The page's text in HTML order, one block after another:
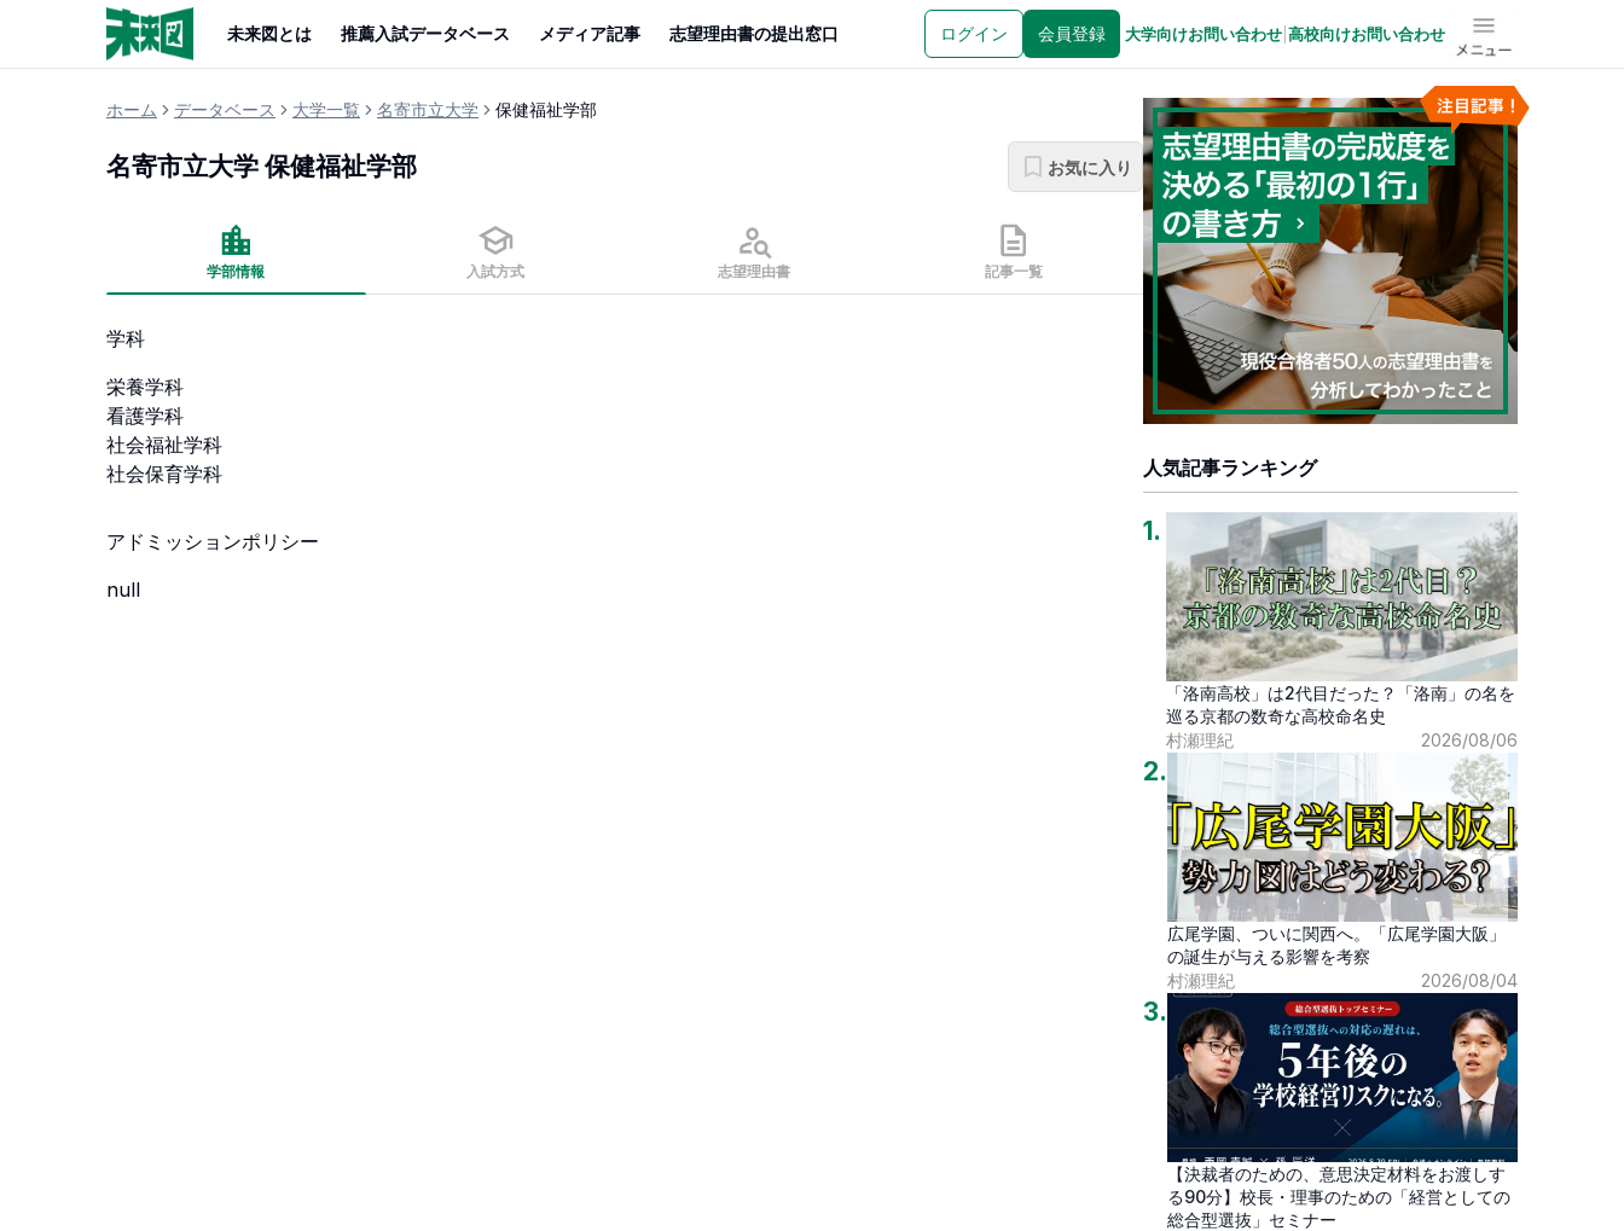
未来図とは 推薦入試データベース メディア記事 志望理由書の提出窓口 ログイン 会員登録 大学向けお問い合わせ 高校向けお問い合わせ メニュー
ホーム データベース 大学一覧 名寄市立大学 保健福祉学部
名寄市立大学 保健福祉学部 お気に入り
学部情報 入試方式 志望理由書 記事一覧
学科
栄養学科
看護学科
社会福祉学科
社会保育学科
アドミッションポリシー
null
人気記事ランキング
1.
「洛南高校」は2代目だった？「洛南」の名を
巡る京都の数奇な高校命名史
村瀬理紀
2026/08/06
2.
広尾学園、ついに関西へ。「広尾学園大阪」
の誕生が与える影響を考察
村瀬理紀
2026/08/04
3.
【決裁者のための、意思決定材料をお渡しす
る90分】校長・理事のための「経営としての
総合型選抜」セミナー